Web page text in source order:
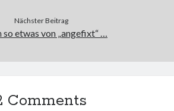
Nächster Beitrag
so etwas von „angefixt“ …
Comments